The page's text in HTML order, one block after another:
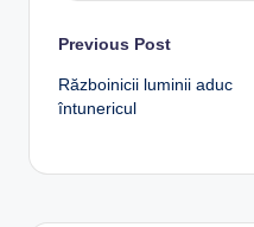
Post
navigation
Previous Post
Războinicii luminii aduc
întunericul